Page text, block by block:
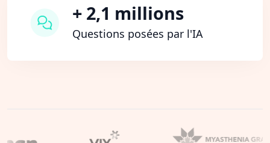
+ 2,1 millions
Questions posées par l'IA